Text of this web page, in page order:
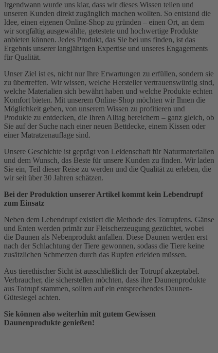
Irgendwann wurde uns klar, dass wir dieses Wissen teilen und
unseren Kunden direkt zugänglich machen wollten. So entstand die
Idee, einen eigenen Online-Shop zu gründen – einen Ort, an dem
wir sorgfältig ausgewählte, getestete und hochwertige Produkte
anbieten können. Jedes Produkt, das Sie bei uns finden, ist das
Ergebnis unserer langjährigen Expertise und unseres Engagements
für Qualität.
Unser Ziel ist es, nicht nur Ihre Erwartungen zu erfüllen, sondern sie
zu übertreffen. Wir wissen, welche Hersteller vertrauenswürdig sind,
welche Materialien sich bewährt haben und welche Produkte echten
Komfort bieten. Mit unserem Online-Shop möchten wir Ihnen die
Möglichkeit geben, von unserem Wissen zu profitieren und
Produkte zu entdecken, die Ihren Alltag bereichern – ganz gleich, ob
Sie auf der Suche nach einer neuen Bettdecke, einem Kissen oder
einer Matratzenauflage sind.
Unsere Geschichte ist geprägt von Leidenschaft für Naturmaterialien
und dem Wunsch, das Beste für unsere Kunden zu finden. Wir laden
Sie ein, Teil dieser Reise zu werden und die Qualität zu erleben, die
wir seit über 30 Jahren schätzen.
Bei der Produktion unserer Artikel kommt kein Lebendrupf
zum Einsatz
Neben dem Lebendrupf existiert die Methode des Totrupfens. Gänse
und Enten werden primär zur Fleischerzeugung gezüchtet, wobei
die Daunen als Nebenprodukt anfallen. Diese Daunen werden erst
nach der Schlachtung der Tiere gewonnen, sodass die Tiere keine
zusätzlichen Schmerzen durch das Rupfen erleiden müssen.
Aus tierethischer Sicht ist ausschließlich der Totrupf akzeptabel.
Verbraucher, die sicherstellen möchten, dass ihre Daunenprodukte
aus Totrupf stammen, sollten auf ein entsprechendes Daunen-
Gütesiegel achten.
Sie können also weiterhin mit gutem Gewissen
Daunenprodukte genießen!